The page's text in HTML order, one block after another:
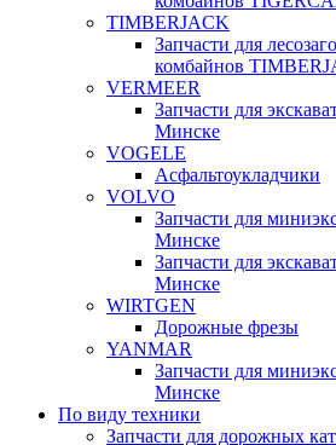
TIMBERJACK
Запчасти для
комбайнов
VERMEER
Запчасти для
Минске
VOGELE
Асфальтоукладчики
VOLVO
Запчасти для
Минске
Запчасти для
Минске
WIRTGEN
Дорожные фрезы
YANMAR
Запчасти для
Минске
По виду техники
Запчасти для дорожных